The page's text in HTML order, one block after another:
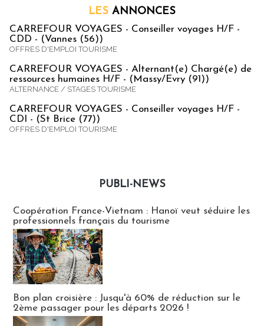
LES ANNONCES
CARREFOUR VOYAGES - Conseiller voyages H/F -
CDD - (Vannes (56))
OFFRES D'EMPLOI TOURISME
CARREFOUR VOYAGES - Alternant(e) Chargé(e) de
ressources humaines H/F - (Massy/Evry (91))
ALTERNANCE / STAGES TOURISME
CARREFOUR VOYAGES - Conseiller voyages H/F -
CDI - (St Brice (77))
OFFRES D'EMPLOI TOURISME
PUBLI-NEWS
Coopération France-Vietnam : Hanoï veut séduire les
professionnels français du tourisme
Bon plan croisière : Jusqu'à 60% de réduction sur le
2ème passager pour les départs 2026 !